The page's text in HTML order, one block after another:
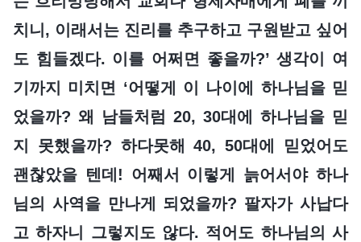
치니, 이래서는 진리를 추구하고 구원받고 싶어
도 힘들겠다. 이를 어쩌면 좋을까?’ 생각이 여
기까지 미치면 ‘어떻게 이 나이에 하나님을 믿
었을까? 왜 남들처럼 20, 30대에 하나님을 믿
지 못했을까? 하다못해 40, 50대에 믿었어도
괜찮았을 텐데! 어째서 이렇게 늙어서야 하나
님의 사역을 만나게 되었을까? 팔자가 사납다
고 하자니 그렇지도 않다. 적어도 하나님의 사